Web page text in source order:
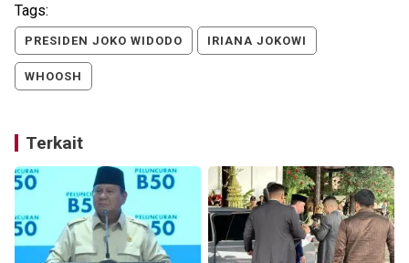
Tags:
PRESIDEN JOKO WIDODO IRIANA JOKOWI
WHOOSH
Terkait